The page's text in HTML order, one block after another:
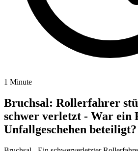
1 Minute
Bruchsal: Rollerfahrer
schwer verletzt - War ein
Unfallgeschehen beteiligt?